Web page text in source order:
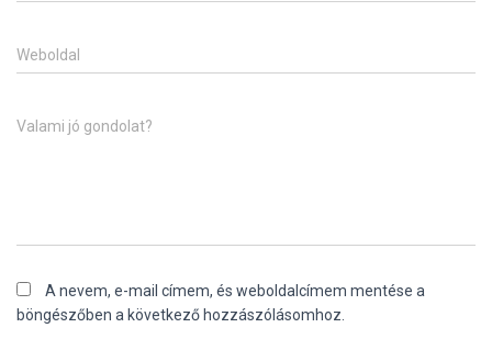
Weboldal
Valami jó gondolat?
A nevem, e-mail címem, és weboldalcímem mentése a
böngészőben a következő hozzászólásomhoz.